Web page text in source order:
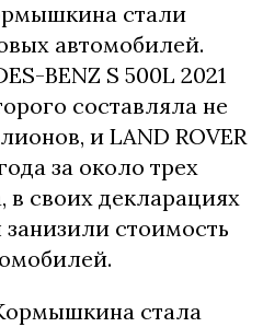
стали
автомобилей.
BENZ S 500L 2021
составляла не
и LAND ROVER
за около трех
своих декларациях
занизили стоимость
стала